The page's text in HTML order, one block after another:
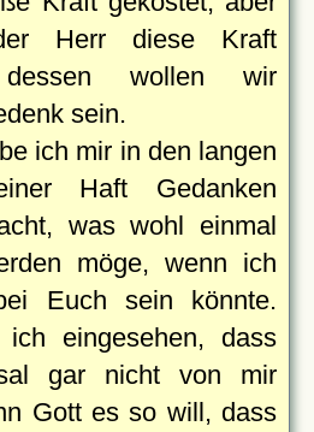
Herr diese Kraft
dessen wollen wir
sein.
ich mir in den langen
Haft Gedanken
was wohl einmal
möge, wenn ich
Euch sein könnte.
eingesehen, dass
gar nicht von mir
Gott es so will, dass